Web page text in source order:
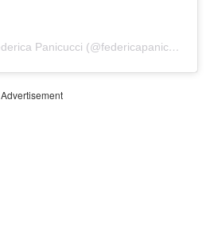
Un post condiviso da Federica Panicucci (@federicapanicucci)
Advertisement